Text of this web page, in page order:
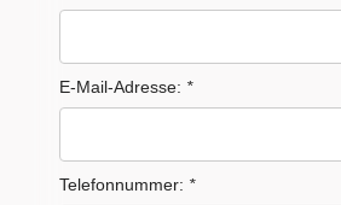
E-Mail-Adresse: *
Telefonnummer: *